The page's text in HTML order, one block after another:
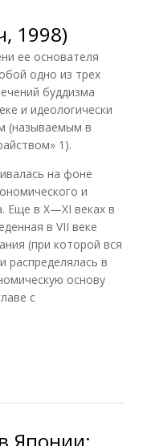
1998)
ее основателя
одно из трех
буддизма
и идеологически
(называемым в
1 ).
на фоне
и
Еще в X—XI веках в
в VII веке
(при которой вся
распределялась в
основу
с
Японии: